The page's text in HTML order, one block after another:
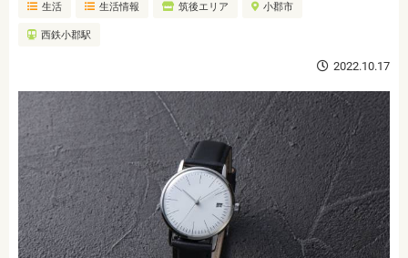
美容・健康
おでかけ
生活
生活 生活情報 筑後エリア 小郡市
西鉄小郡駅
2022.10.17